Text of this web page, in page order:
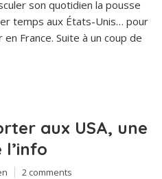
son quotidien la pousse
temps aux États-Unis… pour
France. Suite à un coup de
aux USA, une
l’info
2 comments